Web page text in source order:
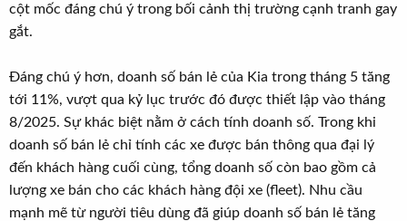
cột mốc đáng chú ý trong bối cảnh thị trường cạnh tranh gay
gắt.
Đáng chú ý hơn, doanh số bán lẻ của Kia trong tháng 5 tăng
tới 11%, vượt qua kỷ lục trước đó được thiết lập vào tháng
8/2025. Sự khác biệt nằm ở cách tính doanh số. Trong khi
doanh số bán lẻ chỉ tính các xe được bán thông qua đại lý
đến khách hàng cuối cùng, tổng doanh số còn bao gồm cả
lượng xe bán cho các khách hàng đội xe (fleet). Nhu cầu
mạnh mẽ từ người tiêu dùng đã giúp doanh số bán lẻ tăng